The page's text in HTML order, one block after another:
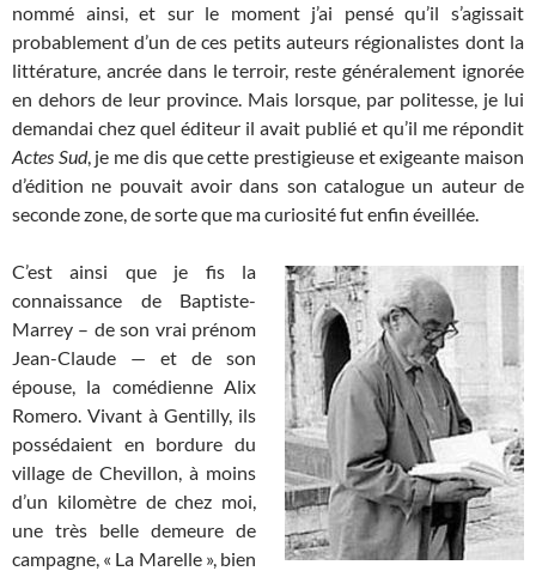
nommé ainsi, et sur le moment j’ai pensé qu’il s’agissait
probablement d’un de ces petits auteurs régionalistes dont la
littérature, ancrée dans le terroir, reste généralement ignorée
en dehors de leur province. Mais lorsque, par politesse, je lui
demandai chez quel éditeur il avait publié et qu’il me répondit
Actes Sud, je me dis que cette prestigieuse et exigeante maison
d’édition ne pouvait avoir dans son catalogue un auteur de
seconde zone, de sorte que ma curiosité fut enfin éveillée.
C’est ainsi que je fis la
connaissance de Baptiste-
Marrey – de son vrai prénom
Jean-Claude — et de son
épouse, la comédienne Alix
Romero. Vivant à Gentilly, ils
possédaient en bordure du
village de Chevillon, à moins
d’un kilomètre de chez moi,
une très belle demeure de
campagne, « La Marelle », bien